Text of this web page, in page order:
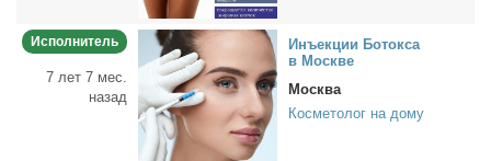
Исполнитель
7 лет 7 мес.
назад
Инъ­ек­ции Бо­ток­са
в Москве
Москва
Косметолог на дому